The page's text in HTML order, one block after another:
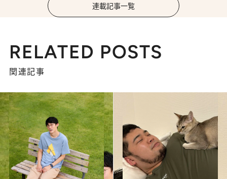
連載記事一覧
RELATED POSTS
関連記事